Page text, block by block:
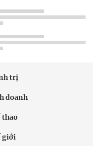
trị
doanh
thao
giới